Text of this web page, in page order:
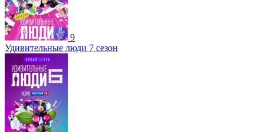
9
Удивительные люди 7 сезон